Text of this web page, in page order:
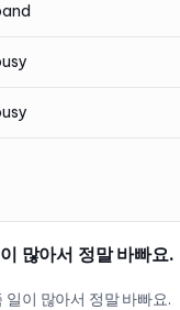
많아서 정말 바빠요.
일이 많아서 정말 바빠요.